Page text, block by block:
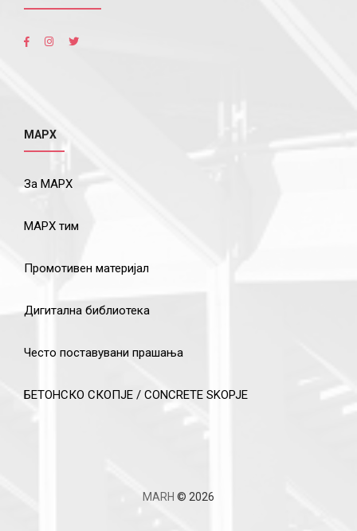
МАРХ
За МАРХ
МАРХ тим
Промотивен материјал
Дигитална библиотека
Често поставувани прашања
БЕТОНСКО СКОПЈЕ / CONCRETE SKOPJE
MARH © 2026